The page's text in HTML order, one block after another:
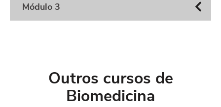
Módulo 3
Outros cursos de
Biomedicina